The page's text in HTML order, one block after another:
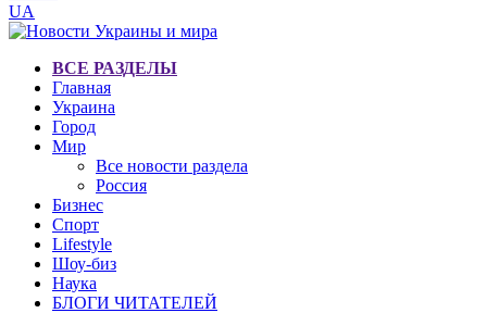
UA
ВСЕ РАЗДЕЛЫ
Главная
Украина
Город
Мир
Все новости раздела
Россия
Бизнес
Спорт
Lifestyle
Шоу-биз
Наука
БЛОГИ ЧИТАТЕЛЕЙ